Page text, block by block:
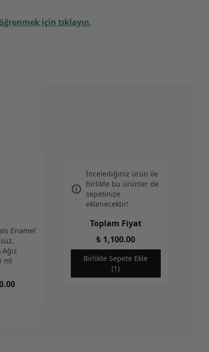
öğrenmek için tıklayın.
Enamel
ml
İncelediğiniz ürün ile
birlikte bu ürünler de
sepetinize
eklenecektir!
Toplam Fiyat
₺ 1,100.00
Birlikte Sepete Ekle
(1)